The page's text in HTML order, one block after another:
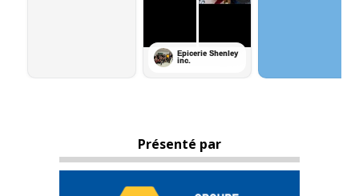
Présenté par